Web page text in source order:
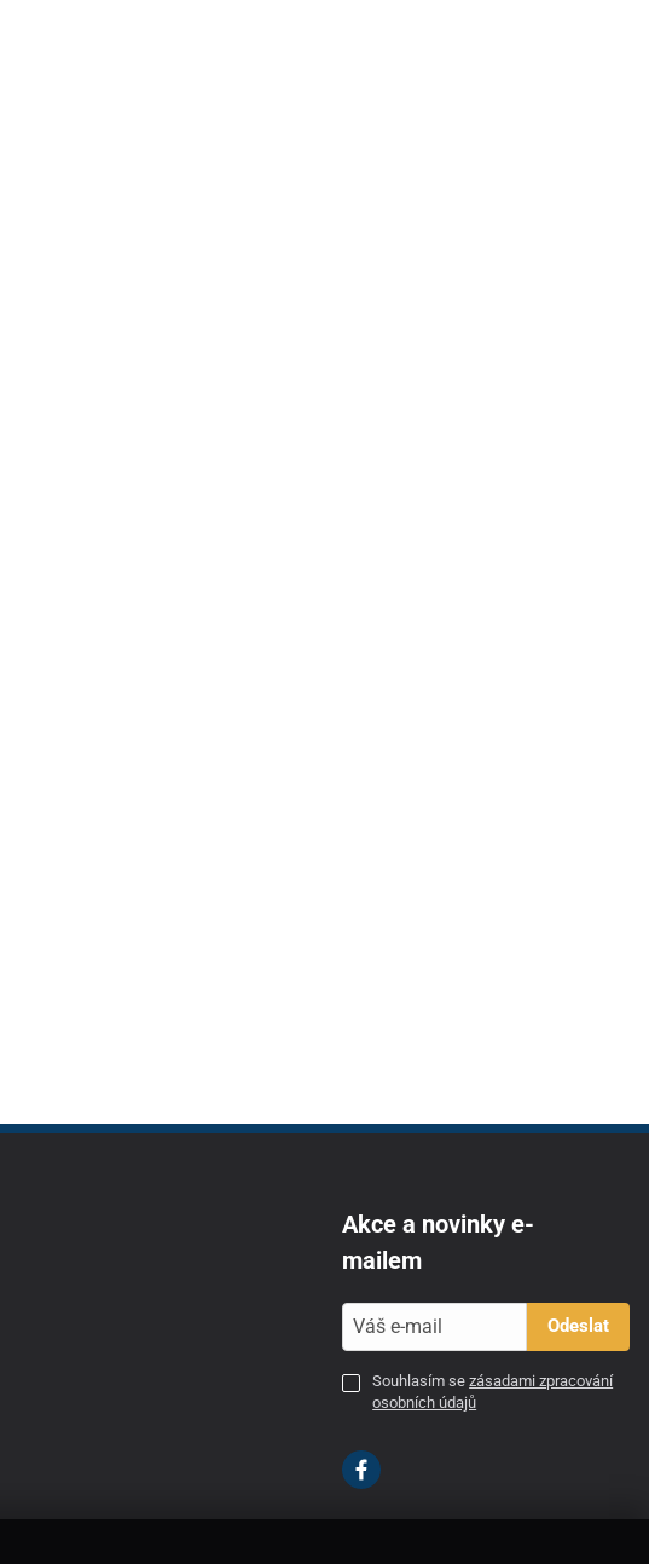
Akce a novinky e-
mailem
Odeslat
Souhlasím sezásadami zpracování
osobních údajů